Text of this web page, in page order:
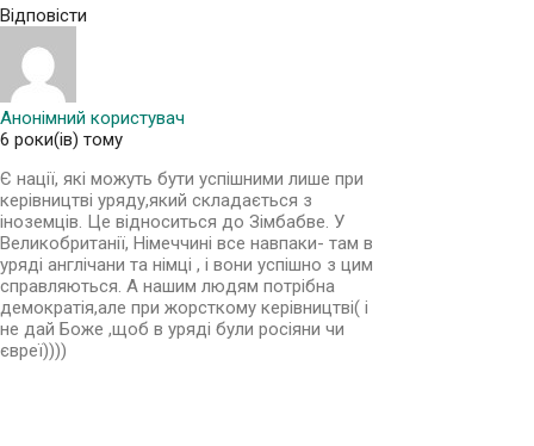
Відповісти
Анонімний користувач
6 роки(ів) тому
Є нації, які можуть бути успішними лише при
керівництві уряду,який складається з
іноземців. Це відноситься до Зімбабве. У
Великобританії, Німеччині все навпаки- там в
уряді англічани та німці , і вони успішно з цим
справляються. А нашим людям потрібна
демократія,але при жорсткому керівництві( і
не дай Боже ,щоб в уряді були росіяни чи
євреї))))